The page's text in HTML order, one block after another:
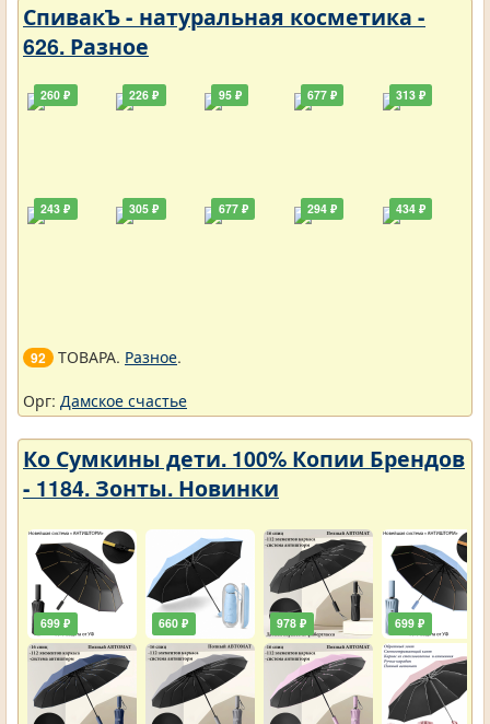
СпивакЪ - натуральная косметика -
626. Разное
260 ₽
243 ₽
226 ₽
305 ₽
95 ₽
677 ₽
677 ₽
294 ₽
313 ₽
434 ₽
92 ТОВАРА. Разное.
Орг: Дамское счастье
Ко Сумкины дети. 100% Копии Брендов
- 1184. Зонты. Новинки
699 ₽ 660 ₽ 978 ₽ 699 ₽